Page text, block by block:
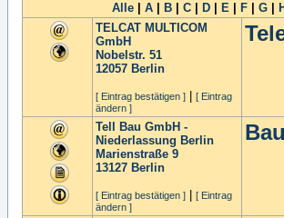
Alle
A B C D E F G H
TELCAT MULTICOM
GmbH
Nobelstr. 51
12057 Berlin
[ Eintrag bestätigen ]
[ Eintrag
ändern ]
Tell Bau GmbH -
Niederlassung Berlin
Marienstraße 9
13127 Berlin
[ Eintrag bestätigen ]
[ Eintrag
ändern ]